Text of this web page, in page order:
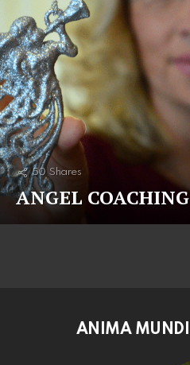
50 Shares
ANGEL COACHING
ANIMA MUNDI